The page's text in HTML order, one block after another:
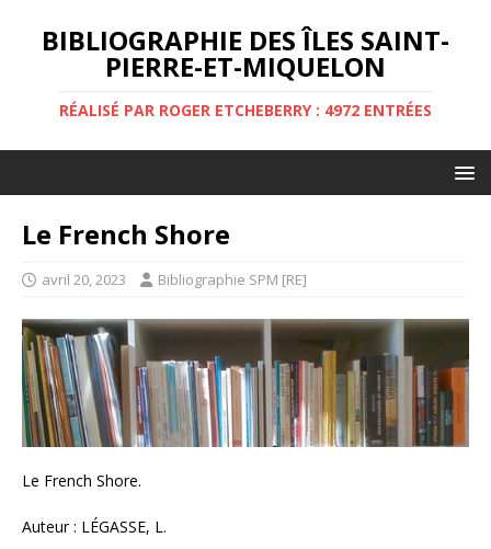
BIBLIOGRAPHIE DES ÎLES SAINT-
PIERRE-ET-MIQUELON
RÉALISÉ PAR ROGER ETCHEBERRY : 4972 ENTRÉES
Le French Shore
avril 20, 2023 Bibliographie SPM [RE]
Le French Shore.
Auteur : LÉGASSE, L.